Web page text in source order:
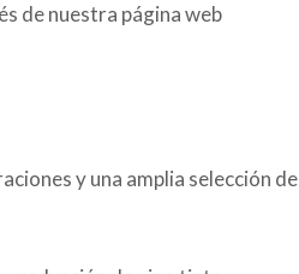
de nuestra página web
y una amplia selección de